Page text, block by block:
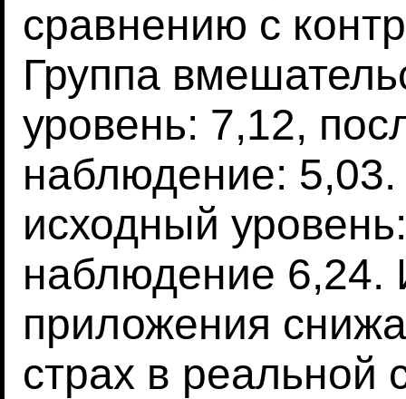
сравнению с
Группа
уровень: 7,12,
наблюдение: 5,03.
исходный
наблюдение 6,24.
приложения
страх в реальной